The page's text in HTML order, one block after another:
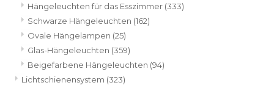
Hängeleuchten für das Esszimmer (333)
Schwarze Hängeleuchten (162)
Ovale Hängelampen (25)
Glas-Hängeleuchten (359)
Beigefarbene Hängeleuchten (94)
Lichtschienensystem (323)